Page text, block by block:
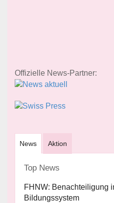
Offizielle News-Partner:
News Aktion
Top News
FHNW: Benachteiligung
Bildungssystem